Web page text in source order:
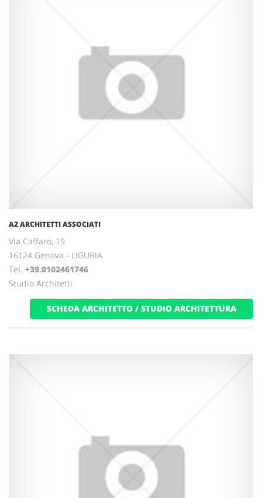
A2 ARCHITETTI ASSOCIATI
Via Caffaro, 19
16124 Genova - LIGURIA
Tel. +39.0102461746
Studio Architetti
SCHEDA ARCHITETTO / STUDIO ARCHITETTURA